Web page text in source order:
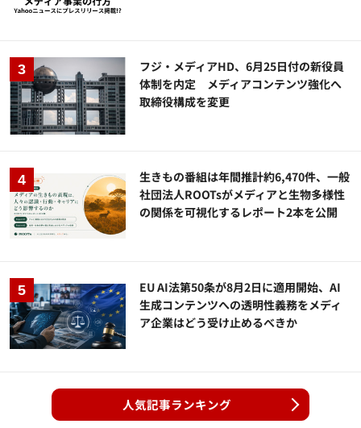
フジ・メディアHD、6月25日付の新役員
体制を内定 メディアコンテンツ強化へ
取締役構成を変更
生きもの番組は年間推計約6,470件、一般
社団法人ROOTsがメディアと生物多様性
の関係を可視化するレポート2本を公開
EU AI法第50条が8月2日に適用開始、AI
生成コンテンツへの透明性義務をメディ
ア企業はどう受け止めるべきか
人気記事ランキング